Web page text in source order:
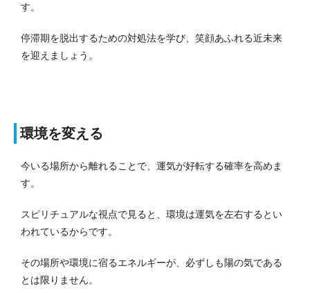
す。
停滞期を脱出するための対処法を学び、笑顔あふれる近未来
を迎えましょう。
環境を変える
今いる場所から離れることで、運気が好転する確率を高めま
す。
スピリチュアルな視点で見ると、環境は運気を左右するとい
われているからです。
その場所や環境に宿るエネルギーが、必ずしも陽の気である
とは限りません。